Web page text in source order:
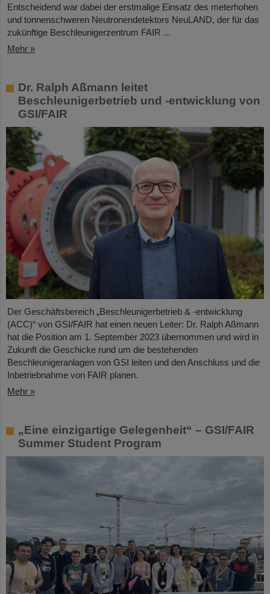
Entscheidend war dabei der erstmalige Einsatz des meterhohen
und tonnenschweren Neutronendetektors NeuLAND, der für das
zukünftige Beschleunigerzentrum FAIR ...
Mehr »
Dr. Ralph Aßmann leitet
Beschleunigerbetrieb und -entwicklung von
GSI/FAIR
Der Geschäftsbereich „Beschleunigerbetrieb & -entwicklung
(ACC)“ von GSI/FAIR hat einen neuen Leiter: Dr. Ralph Aßmann
hat die Position am 1. September 2023 übernommen und wird in
Zukunft die Geschicke rund um die bestehenden
Beschleunigeranlagen von GSI leiten und den Anschluss und die
Inbetriebnahme von FAIR planen.
Mehr »
„Eine einzigartige Gelegenheit“ – GSI/FAIR
Summer Student Program